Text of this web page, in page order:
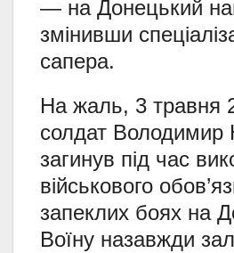
— на Донецький
змінивши
сапера.
На жаль, 3 травня
солдат Володимир
загинув під час
військового
запеклих боях на
Воїну назавжди